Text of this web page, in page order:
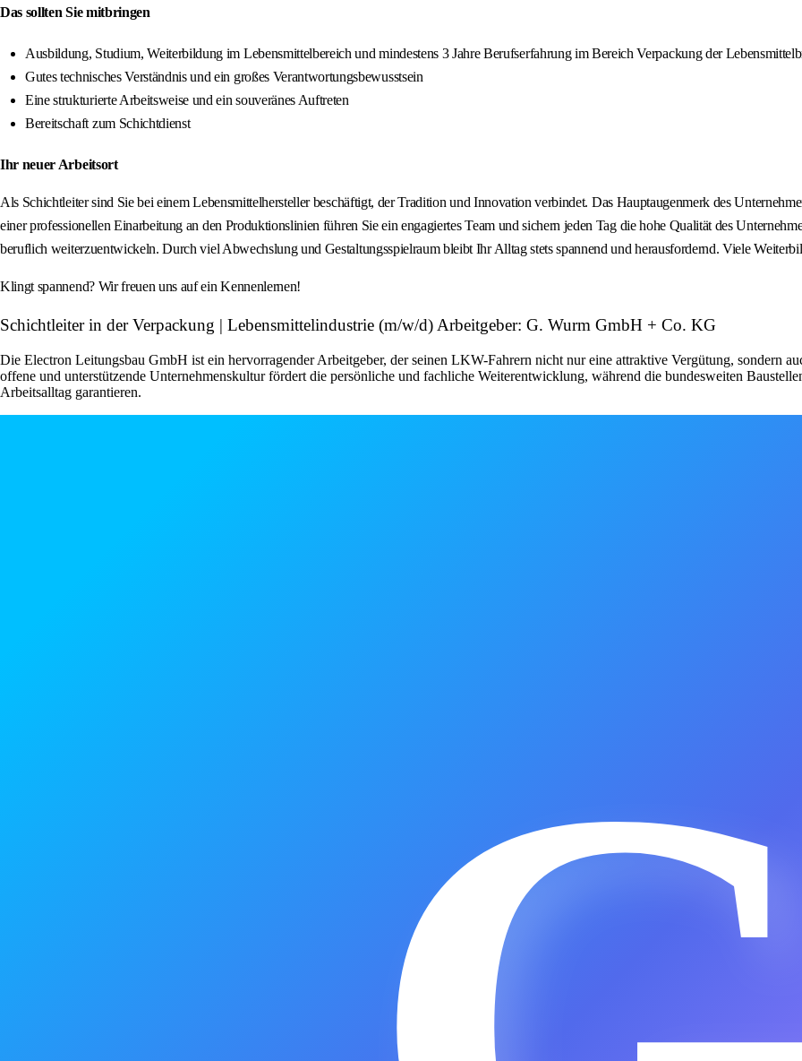
Das sollten Sie mitbringen
Ausbildung, Studium, Weiterbildung im Lebensmittelbereich und mindestens 3 Jahre Berufserfahrung im Bereich Verpackung der
Gutes technisches Verständnis und ein großes Verantwortungsbewusstsein
Eine strukturierte Arbeitsweise und ein souveränes Auftreten
Bereitschaft zum Schichtdienst
Ihr neuer Arbeitsort
Als Schichtleiter sind Sie bei einem Lebensmittelhersteller beschäftigt, der Tradition und Innovation verbindet. Das Hauptaugenmerk des
einer professionellen Einarbeitung an den Produktionslinien führen Sie ein engagiertes Team und sichern jeden Tag die hohe Qualität des
beruflich weiterzuentwickeln. Durch viel Abwechslung und Gestaltungsspielraum bleibt Ihr Alltag stets spannend und herausfordernd. Viele
Klingt spannend? Wir freuen uns auf ein Kennenlernen!
Schichtleiter in der Verpackung | Lebensmittelindustrie (m/w/d) Arbeitgeber: G. Wurm GmbH + Co. KG
Die Electron Leitungsbau GmbH ist ein hervorragender Arbeitgeber, der seinen LKW-Fahrern nicht nur eine attraktive Vergütung, sondern
offene und unterstützende Unternehmenskultur fördert die persönliche und fachliche Weiterentwicklung, während die bundesweiten
Arbeitsalltag garantieren.